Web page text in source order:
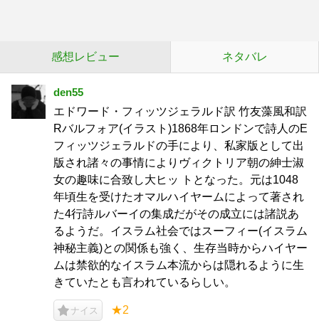
感想レビュー ネタバレ
den55
エドワード・フィッツジェラルド訳 竹友藻風和訳
Rバルフォア(イラスト)1868年ロンドンで詩人のE
フィッツジェラルドの手により、私家版として出
版され諸々の事情によりヴィクトリア朝の紳士淑
女の趣味に合致し大ヒッ トとなった。元は1048
年頃生を受けたオマルハイヤームによって著され
た4行詩ルバーイの集成だがその成立には諸説あ
るようだ。イスラム社会ではスーフィー(イスラム
神秘主義)との関係も強く、生存当時からハイヤー
ムは禁欲的なイスラム本流からは隠れるように生
きていたとも言われているらしい。
ナイス ★2